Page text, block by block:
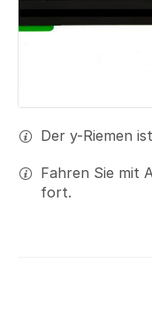
Der y-Riemen
Fahren Sie mit
fort.